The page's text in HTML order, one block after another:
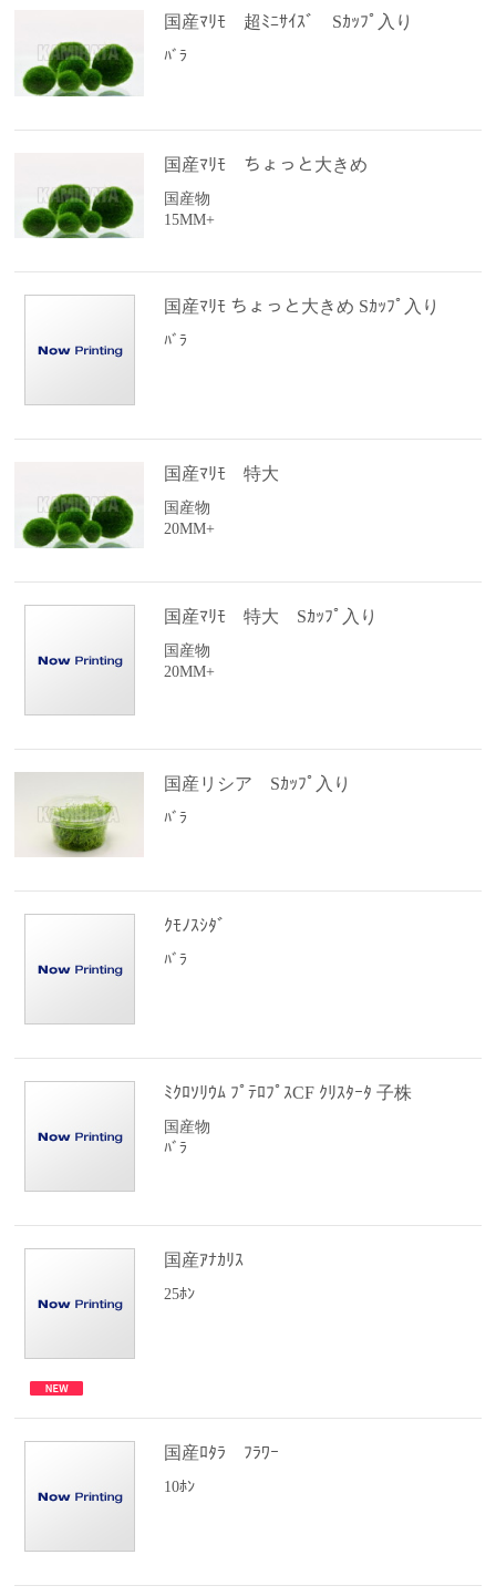
国産ﾏﾘﾓ 超ﾐﾆｻｲｽﾞ Sｶｯﾌﾟ入り
ﾊﾞﾗ
国産ﾏﾘﾓ ちょっと大きめ
国産物
15MM+
国産ﾏﾘﾓ ちょっと大きめ Sｶｯﾌﾟ入り
ﾊﾞﾗ
国産ﾏﾘﾓ 特大
国産物
20MM+
国産ﾏﾘﾓ 特大 Sｶｯﾌﾟ入り
国産物
20MM+
国産リシア Sｶｯﾌﾟ入り
ﾊﾞﾗ
ｸﾓﾉｽｼﾀﾞ
ﾊﾞﾗ
ﾐｸﾛｿﾘｳﾑ ﾌﾟﾃﾛﾌﾟｽCF ｸﾘｽﾀｰﾀ 子株
国産物
ﾊﾞﾗ
国産ｱﾅｶﾘｽ
25ﾎﾝ
国産ﾛﾀﾗ ﾌﾗﾜｰ
10ﾎﾝ